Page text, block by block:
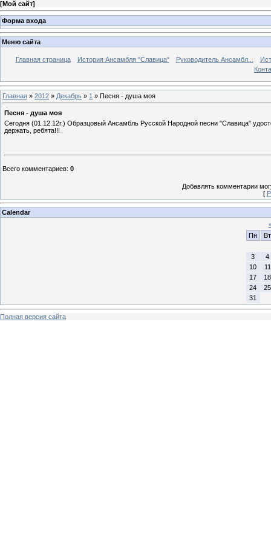
[Мой сайт]
Форма входа
Меню сайта
Главная страница История Ансамбля "Славица" Руководитель Ансамбл...
Главная » 2012 » Декабрь » 1 » Песня - душа моя
Песня - душа моя
Сегодня (01.12.12г.) Образцовый Ансамбль Русской Народной песни "Славица"
держать, ребята!!!
Всего комментариев: 0
Добавлять комментарии
[
Calendar
Пн
Вт
3
4
10
11
17
18
24
25
31
Полная версия сайта